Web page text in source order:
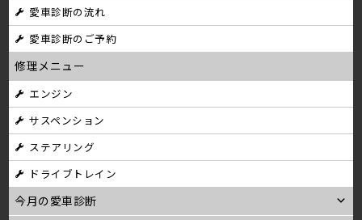
ビ
ゲ
ー
シ
ョ
ン
愛車診断の流れ
愛車診断のご予約
修理メニュー
エンジン
サスペンション
ステアリング
ドライブトレイン
今月の愛車診断